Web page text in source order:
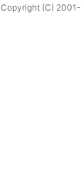
Copyright (C) 2001-